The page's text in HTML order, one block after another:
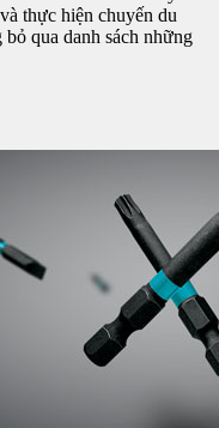
thực hiện chuyến du
qua danh sách những